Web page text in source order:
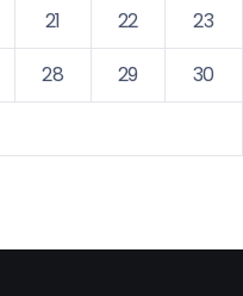
21 22
23
28 29
30